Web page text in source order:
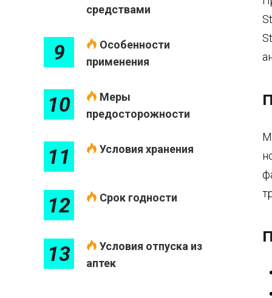
средствами
9
Особенности
применения
10
Меры
предосторожности
11 Условия хранения
12 Срок годности
13
Условия отпуска из
аптек